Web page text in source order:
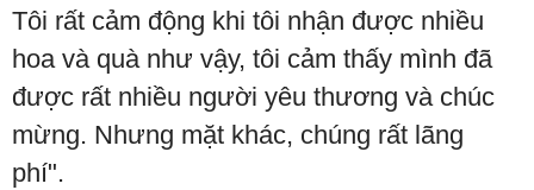
Tôi rất cảm động khi tôi nhận được nhiều
hoa và quà như vậy, tôi cảm thấy mình đã
được rất nhiều người yêu thương và chúc
mừng. Nhưng mặt khác, chúng rất lãng
phí".